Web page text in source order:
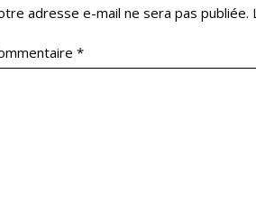
adresse e-mail ne sera pas publiée.
*